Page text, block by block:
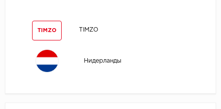
TIMZO TIMZO
Нидерланды